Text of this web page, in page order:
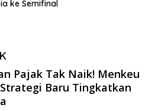
ke Semifinal
Pajak Tak Naik! Menkeu
Baru Tingkatkan